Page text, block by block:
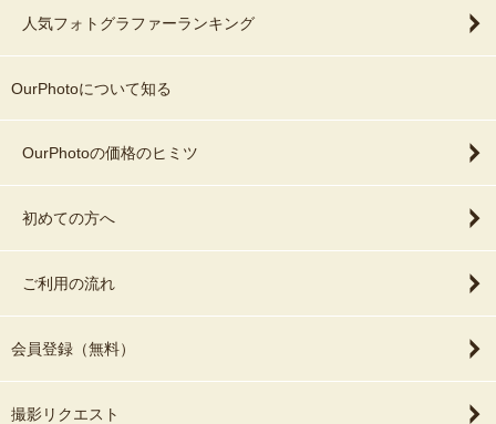
人気フォトグラファーランキング
OurPhotoについて知る
OurPhotoの価格のヒミツ
初めての方へ
ご利用の流れ
会員登録（無料）
撮影リクエスト